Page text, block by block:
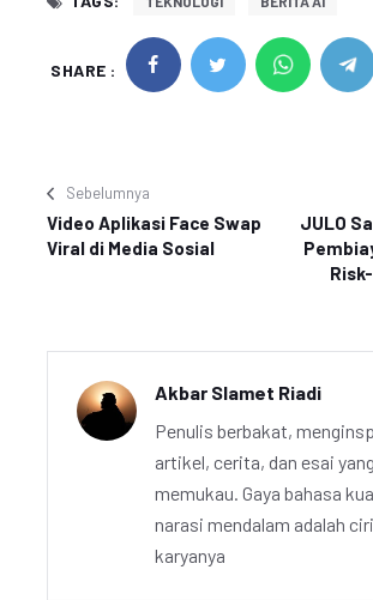
SHARE :
Sebelumnya
Video Aplikasi Face Swap
Viral di Media Sosial
JULO
Akbar Slamet Riadi
Penulis berbakat,
artikel, cerita, dan esai yang
memukau. Gaya bahasa
narasi mendalam adalah
karyanya